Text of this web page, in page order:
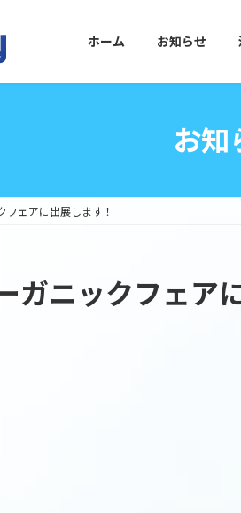
ホーム お知らせ
お知
フェアに出展します！
ガニックフェア